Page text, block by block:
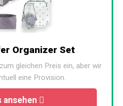
Organizer Set
gleichen Preis ein, aber wir
eine Provision.
ansehen